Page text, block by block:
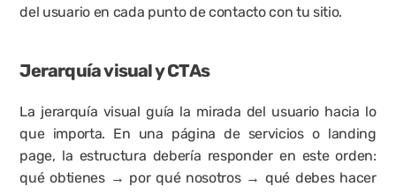
del usuario en cada punto de contacto con tu sitio.
Jerarquía visual y CTAs
La jerarquía visual guía la mirada del usuario hacia lo
que importa. En una página de servicios o landing
page, la estructura debería responder en este orden:
qué obtienes → por qué nosotros → qué debes hacer